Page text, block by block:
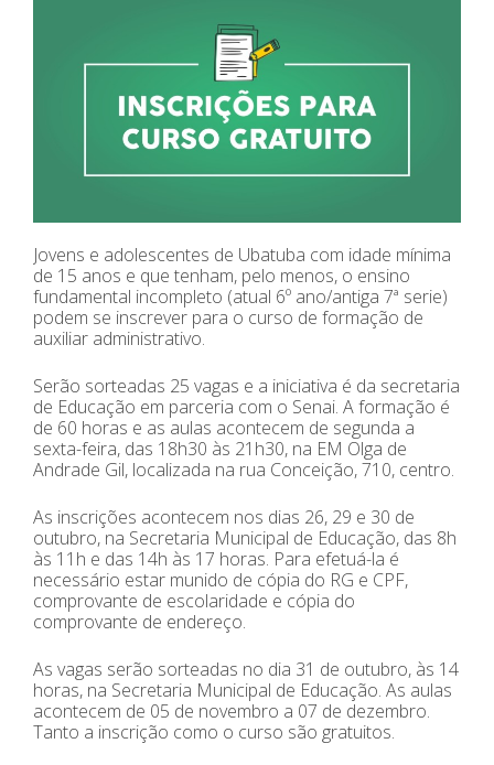
Jovens e adolescentes de Ubatuba com idade mínima
de 15 anos e que tenham, pelo menos, o ensino
fundamental incompleto (atual 6º ano/antiga 7ª serie)
podem se inscrever para o curso de formação de
auxiliar administrativo.
Serão sorteadas 25 vagas e a iniciativa é da secretaria
de Educação em parceria com o Senai. A formação é
de 60 horas e as aulas acontecem de segunda a
sexta-feira, das 18h30 às 21h30, na EM Olga de
Andrade Gil, localizada na rua Conceição, 710, centro.
As inscrições acontecem nos dias 26, 29 e 30 de
outubro, na Secretaria Municipal de Educação, das 8h
às 11h e das 14h às 17 horas. Para efetuá-la é
necessário estar munido de cópia do RG e CPF,
comprovante de escolaridade e cópia do
comprovante de endereço.
As vagas serão sorteadas no dia 31 de outubro, às 14
horas, na Secretaria Municipal de Educação. As aulas
acontecem de 05 de novembro a 07 de dezembro.
Tanto a inscrição como o curso são gratuitos.